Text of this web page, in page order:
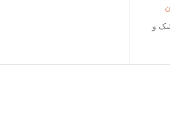
و
رنگ 23 (Natural Beige - بژ